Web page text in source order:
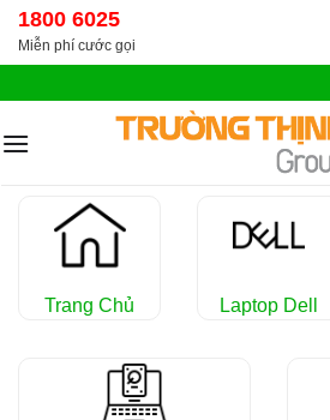
Chuyển
đến
dung
1800 6025
Miễn phí cước gọi
Trang Chủ Laptop Dell